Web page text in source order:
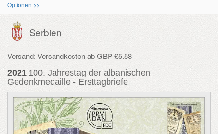
Optionen >>
Serbien
Versand: Versandkosten ab GBP £5.58
2021 100. Jahrestag der albanischen
Gedenkmedaille - Ersttagbriefe